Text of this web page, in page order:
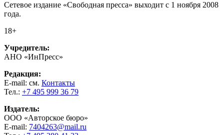
Сетевое издание «Свободная пресса» выходит с 1 ноября 2008
года.
18+
Учредитель:
АНО «ИнПресс»
Редакция:
E-mail: см. Контакты
Тел.: +7 495 999 36 79
Издатель:
ООО «Авторское бюро»
E-mail: 7404263@mail.ru